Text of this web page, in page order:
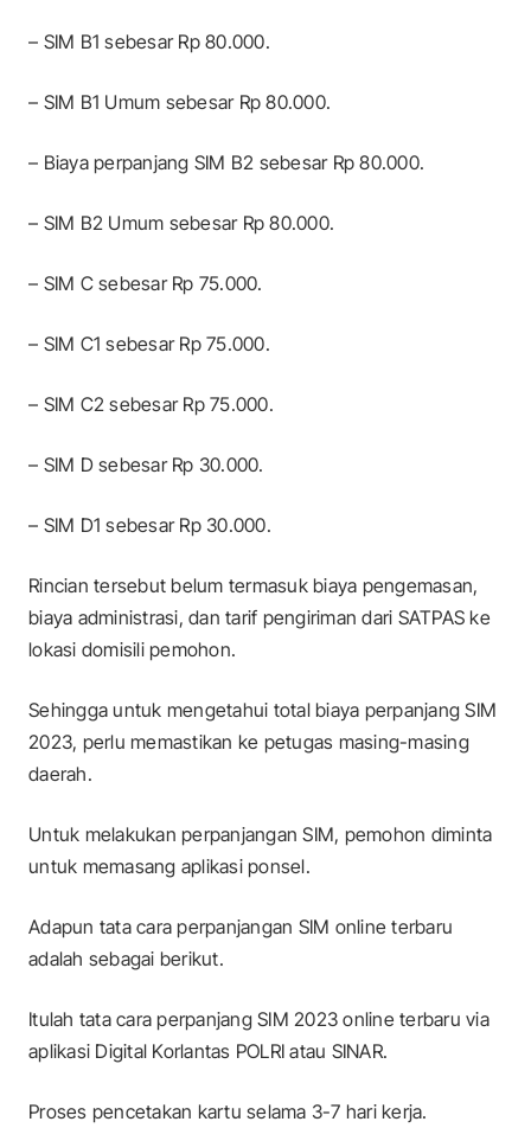
– SIM B1 sebesar Rp 80.000.
– SIM B1 Umum sebesar Rp 80.000.
– Biaya perpanjang SIM B2 sebesar Rp 80.000.
– SIM B2 Umum sebesar Rp 80.000.
– SIM C sebesar Rp 75.000.
– SIM C1 sebesar Rp 75.000.
– SIM C2 sebesar Rp 75.000.
– SIM D sebesar Rp 30.000.
– SIM D1 sebesar Rp 30.000.
Rincian tersebut belum termasuk biaya pengemasan,
biaya administrasi, dan tarif pengiriman dari SATPAS ke
lokasi domisili pemohon.
Sehingga untuk mengetahui total biaya perpanjang SIM
2023, perlu memastikan ke petugas masing-masing
daerah.
Untuk melakukan perpanjangan SIM, pemohon diminta
untuk memasang aplikasi ponsel.
Adapun tata cara perpanjangan SIM onlineterbaru
adalah sebagai berikut.
Itulah tata cara perpanjang SIM 2023online terbaru via
aplikasi Digital Korlantas POLRI atau SINAR.
Proses pencetakan kartu selama 3-7 hari kerja.